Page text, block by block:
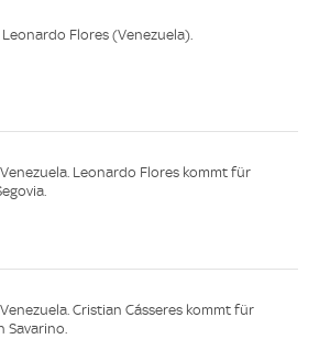
Flores (Venezuela).
Leonardo Flores kommt für
Cristian Cásseres kommt für
Savarino.